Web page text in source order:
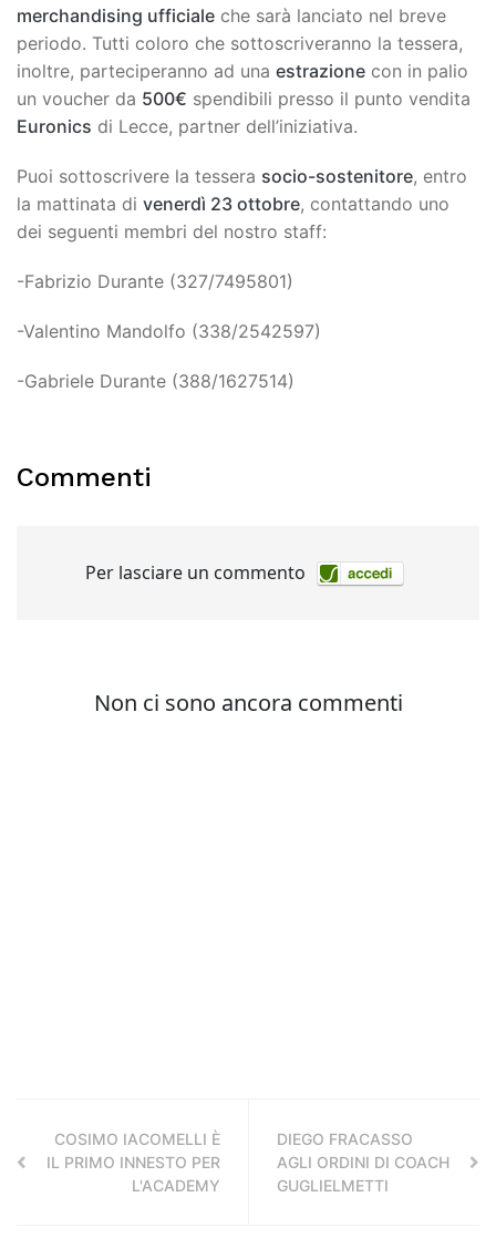
merchandising ufficiale che sarà lanciato nel breve
periodo. Tutti coloro che sottoscriveranno la tessera,
inoltre, parteciperanno ad una estrazione con in palio
un voucher da 500€ spendibili presso il punto vendita
Euronics di Lecce, partner dell’iniziativa.
Puoi sottoscrivere la tessera socio-sostenitore, entro
la mattinata di venerdì 23 ottobre, contattando uno
dei seguenti membri del nostro staff:
-Fabrizio Durante (327/7495801)
-Valentino Mandolfo (338/2542597)
-Gabriele Durante (388/1627514)
Commenti
COSIMO IACOMELLI È
IL PRIMO INNESTO PER
L'ACADEMY
DIEGO FRACASSO
AGLI ORDINI DI COACH
GUGLIELMETTI